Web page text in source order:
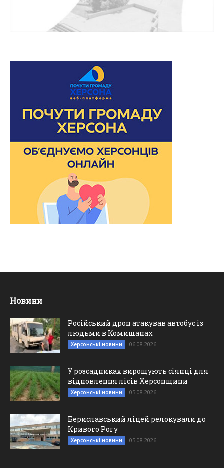
Новини
Російський дрон атакував автобус із
людьми в Комишанах
Херсонські новини 06.08.2026
У розсадниках вирощують сіянці для
відновлення лісів Херсонщини
Херсонські новини 05.08.2026
Бериславський ліцей релокували до
Кривого Рогу
Херсонські новини 05.08.2026